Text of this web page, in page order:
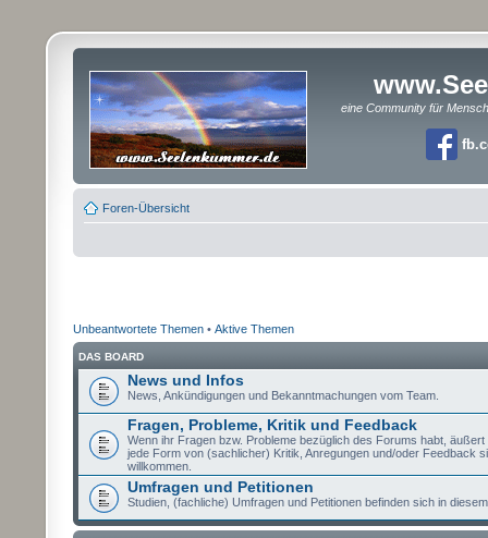
eine Community für
Foren-Übersicht
Unbeantwortete Themen • Aktive Themen
DAS BOARD
News und Infos
News, Ankündigungen und Bekanntmachungen vom Team.
Fragen, Probleme, Kritik und Feedback
Wenn ihr Fragen bzw. Probleme bezüglich des Forums habt, äußert
jede Form von (sachlicher) Kritik, Anregungen und/oder Feedback
willkommen.
Umfragen und Petitionen
Studien, (fachliche) Umfragen und Petitionen befinden sich in